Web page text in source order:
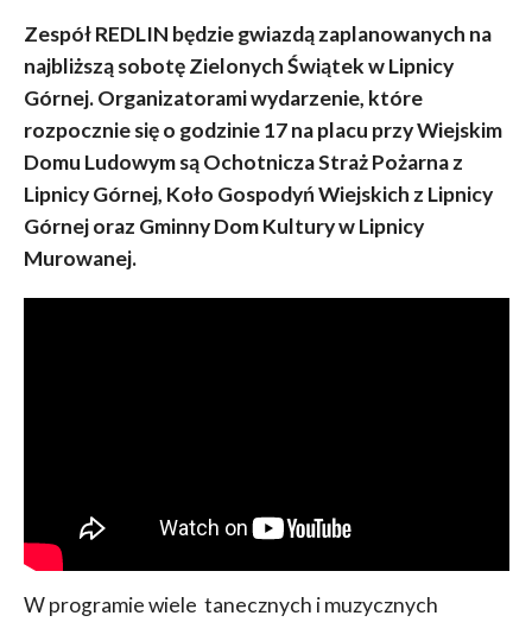
Zespół REDLIN będzie gwiazdą zaplanowanych na
najbliższą sobotę Zielonych Świątek w Lipnicy
Górnej. Organizatorami wydarzenie, które
rozpocznie się o godzinie 17 na placu przy Wiejskim
Domu Ludowym są Ochotnicza Straż Pożarna z
Lipnicy Górnej, Koło Gospodyń Wiejskich z Lipnicy
Górnej oraz Gminny Dom Kultury w Lipnicy
Murowanej.
W programie wiele tanecznych i muzycznych